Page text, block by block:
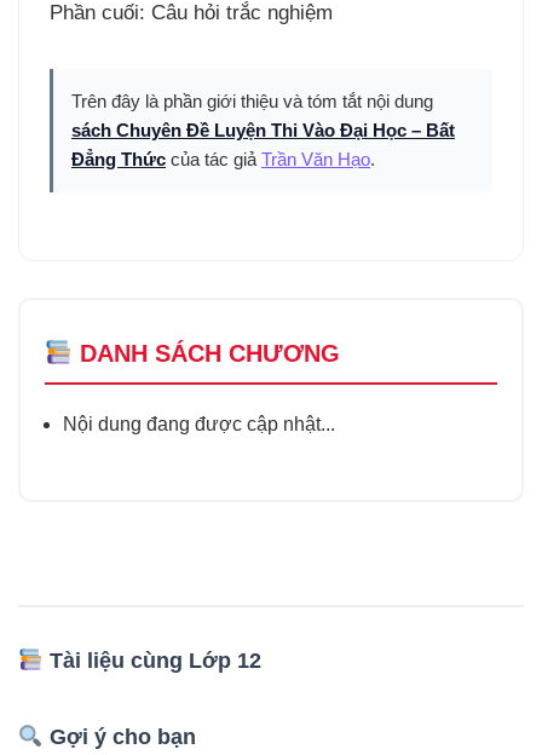
Phần cuối: Câu hỏi trắc nghiệm
Trên đây là phần giới thiệu và tóm tắt nội dung
sách Chuyên Đề Luyện Thi Vào Đại Học – Bất
Đẳng Thức của tác giảTrần Văn Hạo.
DANH SÁCH CHƯƠNG
Nội dung đang được cập nhật...
Tài liệu cùng Lớp 12
Gợi ý cho bạn